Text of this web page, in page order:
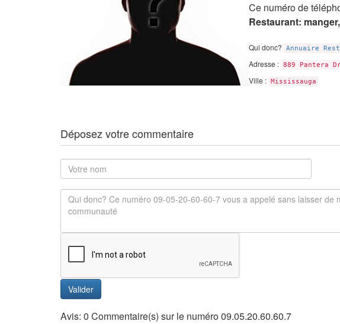
Ce numéro de
Restaurant:
Qui donc? Annuaire
Adresse : 889 Pantera
Ville : Mississauga
Déposez votre commentaire
Valider
Avis: 0 Commentaire(s) sur le numéro 09.05.20.60.60.7